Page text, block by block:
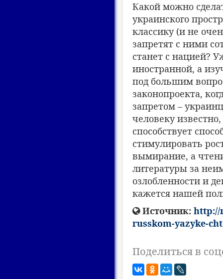
Какой можно
украинского
классику (и не
запретят с ними
станет с нацией?
иностранной, а
под большим
законопроекта,
запретом –
человеку
способствует
стимулировать
вымирание, а
литературы за
озлобленности и
кажется нашей
Источник: http://
russkom-yazyke-
Поделиться в